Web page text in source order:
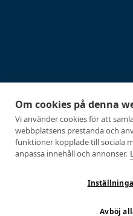
Om cookies på denna
Vi använder cookies för att
webbplatsens prestanda och
funktioner kopplade till sociala
anpassa innehåll och annonser.
Avböj
Fysiologiska tester
Alla tester
Tröskeltest triathlon (cykel +